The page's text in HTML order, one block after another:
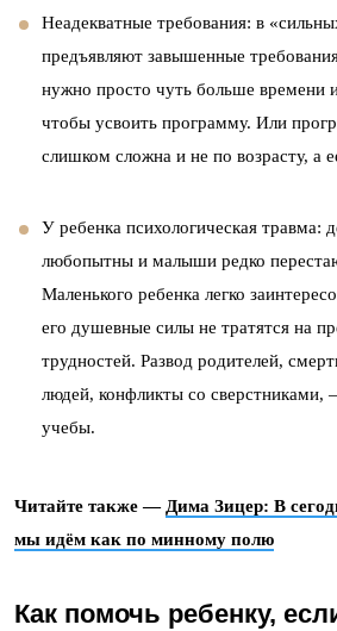
Неадекватные требования: в
предъявляют завышенные
нужно просто чуть больше времени
чтобы усвоить программу. Или
слишком сложна и не по возрасту, а
У ребенка психологическая травма:
любопытны и малыши редко
Маленького ребенка легко
его душевные силы не тратятся на
трудностей. Развод родителей,
людей, конфликты со сверстниками,
учебы.
Читайте также — Дима Зицер: В
мы идём как по минному полю
Как помочь ребенку,